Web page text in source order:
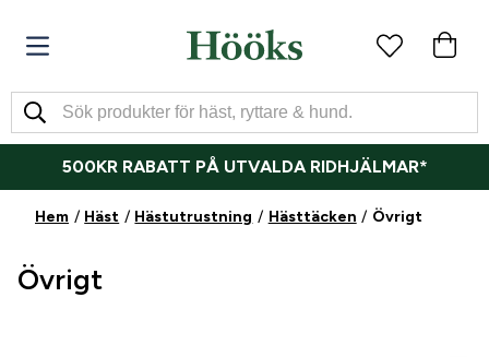
500KR RABATT PÅ UTVALDA RIDHJÄLMAR*
Hem Häst Hästutrustning Hästtäcken Övrigt
Övrigt